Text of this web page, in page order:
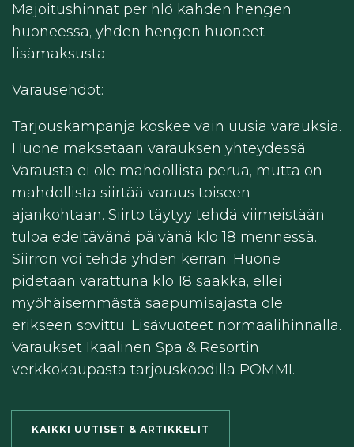
Majoitushinnat per hlö kahden hengen
huoneessa, yhden hengen huoneet
lisämaksusta.
Varausehdot:
Tarjouskampanja koskee vain uusia varauksia.
Huone maksetaan varauksen yhteydessä.
Varausta ei ole mahdollista perua, mutta on
mahdollista siirtää varaus toiseen
ajankohtaan. Siirto täytyy tehdä viimeistään
tuloa edeltävänä päivänä klo 18 mennessä.
Siirron voi tehdä yhden kerran. Huone
pidetään varattuna klo 18 saakka, ellei
myöhäisemmästä saapumisajasta ole
erikseen sovittu. Lisävuoteet normaalihinnalla.
Varaukset Ikaalinen Spa & Resortin
verkkokaupasta tarjouskoodilla POMMI.
KAIKKI UUTISET & ARTIKKELIT